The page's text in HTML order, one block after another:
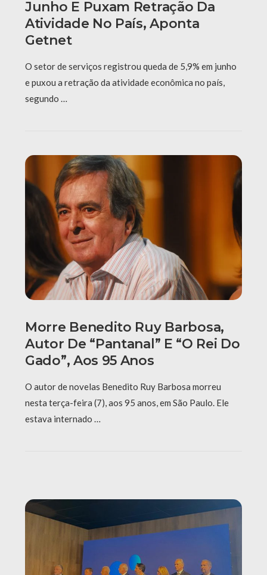
Junho E Puxam Retração Da
Atividade No País, Aponta
Getnet
O setor de serviços registrou queda de 5,9% em junho
e puxou a retração da atividade econômica no país,
segundo …
Morre Benedito Ruy Barbosa,
Autor De “Pantanal” E “O Rei Do
Gado”, Aos 95 Anos
O autor de novelas Benedito Ruy Barbosa morreu
nesta terça-feira (7), aos 95 anos, em São Paulo. Ele
estava internado …